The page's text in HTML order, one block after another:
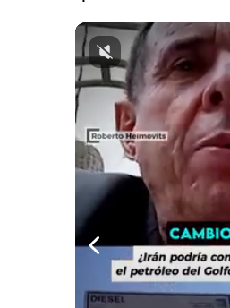
Notas Contratadas
Gestión TV